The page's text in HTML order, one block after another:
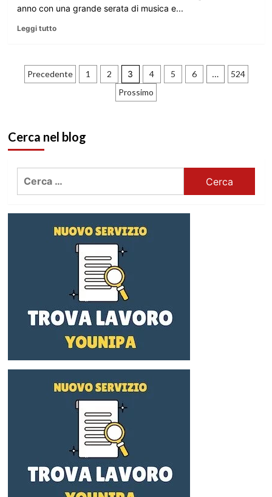
anno con una grande serata di musica e...
Leggi tutto
Paginazione
Precedente 1 2 3 4 5 6 …
524
Prossimo
Cerca nel blog
Ricerca